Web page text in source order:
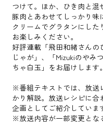
つけて。ほか、ひき肉と混
豚肉とあわせてしっかり
クリームでグラタンにし
お楽しみください。
好評連載「飛田和緒さん
じゃが」、「Mizukiのやみ
ちゃ白玉」をお届けします。
※番組テキストでは、放送
かり解説。放送レシピに合
企画としてご紹介していま
※放送内容が一部変更とな